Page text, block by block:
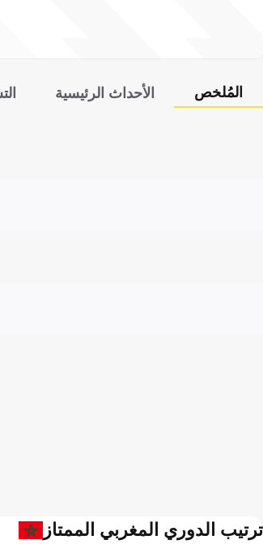
المُلخص الأحداث الرئيسية
ترتيب الدوري المغربي الممتاز